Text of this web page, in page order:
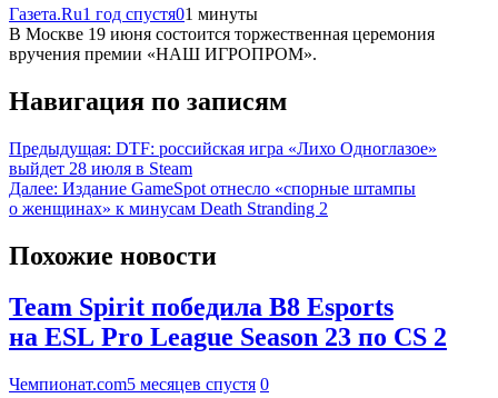
Газета.Ru1 год спустя01 минуты
В Москве 19 июня состоится торжественная церемония
вручения премии «НАШ ИГРОПРОМ».
Навигация по записям
Предыдущая: DTF: российская игра «Лихо Одноглазое»
выйдет 28 июля в Steam
Далее: Издание GameSpot отнесло «спорные штампы
о женщинах» к минусам Death Stranding 2
Похожие новости
Team Spirit победила B8 Esports
на ESL Pro League Season 23 по CS 2
Чемпионат.com5 месяцев спустя 0